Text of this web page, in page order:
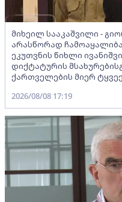
მიხეილ სააკაშვილი -
არასწორად
ეკუთვნის წიხლი
დიქტატურის
ქართველების მიერ
2026/08/08 17:19